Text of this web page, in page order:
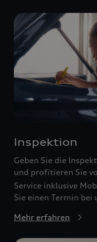
Inspektion
Geben Sie die
und profitieren Sie
Service inklusive
Sie einen Termin bei
Mehr erfahren